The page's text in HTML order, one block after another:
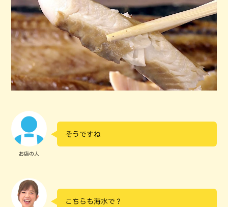
お店の人
そうですね
こちらも海水で？